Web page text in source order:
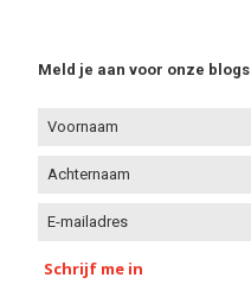
Meld je aan voor onze blogs
Schrijf me in